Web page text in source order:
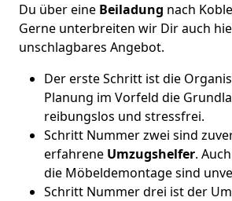
Du über eine Beiladung nach
Gerne unterbreiten wir Dir auch
unschlagbares Angebot.
Der erste Schritt ist die
Planung im Vorfeld die
reibungslos und stressfrei.
Schritt Nummer zwei sind
erfahrene Umzugshelfer.
die Möbeldemontage sind
Schritt Nummer drei ist der